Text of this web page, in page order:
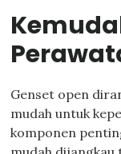
Genset open
mudah untuk
komponen